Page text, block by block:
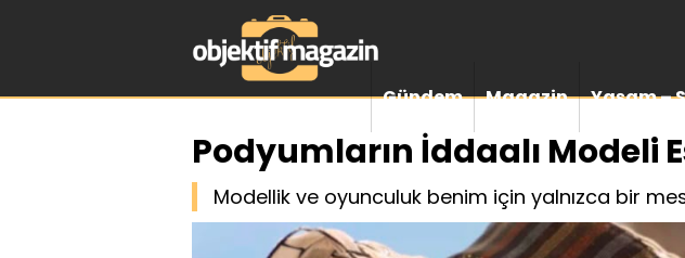
Gündem Magazin Yaşam –
Podyumların İddaalı Modeli
Modellik ve oyunculuk benim için yalnızca bir